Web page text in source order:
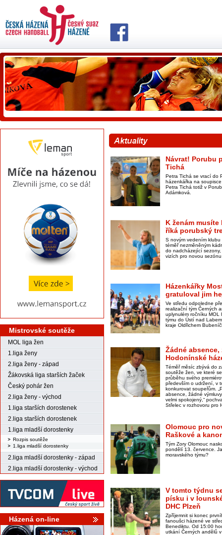
Mistrovské soutěže
MOL liga žen
1.liga ženy
2.liga ženy - západ
Žákovská liga starších žaček
Český pohár žen
2.liga ženy - východ
1.liga starších dorostenek
2.liga starších dorostenek
1.liga mladší dorostenky
Rozpis soutěže
1.liga mladší dorostenky
2.liga mladší dorostenky - západ
2.liga mladší dorostenky - východ
Házená on-line
Návrat! Porubu
Tichá
Petra Tichá se vrací do
házenkářka na
Petra Tichá totiž v
Adámková.
K ženám
říká porubský
S novým vedením
téměř nezměněným
do nadcházející
vizích pro novou
Házenkářky
gratuloval jim
Ve středu odpoledne
realizační tým Černých
uplynulém ročníku MOL
týmu do Ústí nad
kraje Oldřichem
Žádné absence,
Hodonínské
Téměř měsíc zbývá do
soutěže žen, ve které
průběhu svého
především o udržení, v
konkurovat soupeřům.
absence, žádné
velmi spokojený,“
Střelec v rozhovoru pro
Olomouc pro
Raškové a
Tým Zory Olomouc
pondělí 13. července.
moravského týmu?
V tomto týdnu
písku i v
DHC Plzeň
Zpříjemnit si konec
fanoušci házené ve
Benediktu. Od 15:00
utkání Černých andělů